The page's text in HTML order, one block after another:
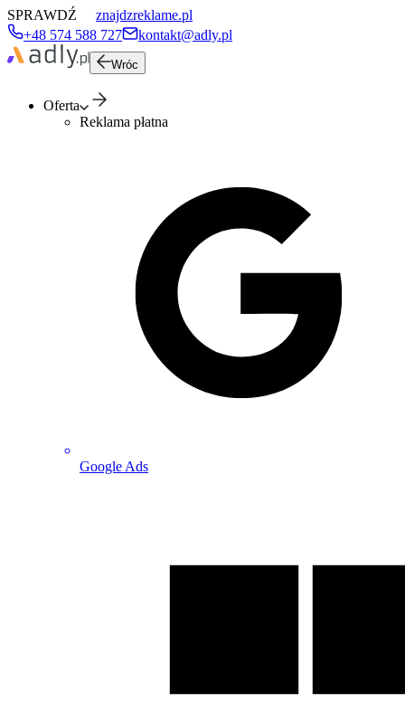
SPRAWDŹ
znajdzreklame.pl
+48 574 588 727
kontakt@adly.pl
Wróc
Oferta
Reklama płatna
Google Ads